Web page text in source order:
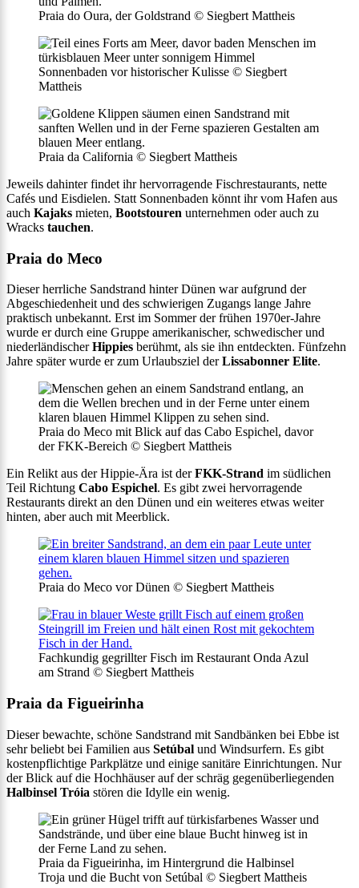
Praia do Oura, der Goldstrand © Siegbert Mattheis
Sonnenbaden vor historischer Kulisse © Siegbert
Mattheis
Praia da California © Siegbert Mattheis
Jeweils dahinter findet ihr hervorragende Fischrestaurants, nette
Cafés und Eisdielen. Statt Sonnenbaden könnt ihr vom Hafen aus
auch Kajaks mieten, Bootstouren unternehmen oder auch zu
Wracks tauchen.
Praia do Meco
Dieser herrliche Sandstrand hinter Dünen war aufgrund der
Abgeschiedenheit und des schwierigen Zugangs lange Jahre
praktisch unbekannt. Erst im Sommer der frühen 1970er-Jahre
wurde er durch eine Gruppe amerikanischer, schwedischer und
niederländischerHippies berühmt, als sie ihn entdeckten. Fünfzehn
Jahre später wurde er zum Urlaubsziel derLissabonner Elite.
Praia do Meco mit Blick auf das Cabo Espichel, davor
der FKK-Bereich © Siegbert Mattheis
Ein Relikt aus der Hippie-Ära ist derFKK-Strand im südlichen
Teil Richtung Cabo Espichel. Es gibt zwei hervorragende
Restaurants direkt an den Dünen und ein weiteres etwas weiter
hinten, aber auch mit Meerblick.
Praia do Meco vor Dünen © Siegbert Mattheis
Fachkundig gegrillter Fisch im Restaurant Onda Azul
am Strand © Siegbert Mattheis
Praia da Figueirinha
Dieser bewachte, schöne Sandstrand mit Sandbänken bei Ebbe ist
sehr beliebt bei Familien aus Setúbal und Windsurfern. Es gibt
kostenpflichtige Parkplätze und einige sanitäre Einrichtungen. Nur
der Blick auf die Hochhäuser auf der schräg gegenüberliegenden
Halbinsel Tróia stören die Idylle ein wenig.
Praia da Figueirinha, im Hintergrund die Halbinsel
Troja und die Bucht von Setúbal © Siegbert Mattheis